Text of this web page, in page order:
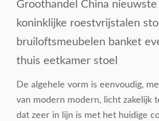
Groothandel China
koninklijke roestvrijstalen
bruiloftsmeubelen banket
thuis eetkamer stoel
De algehele vorm is eenvoudig,
van modern modern, licht zakelijk
dat zeer in lijn is met het huidige